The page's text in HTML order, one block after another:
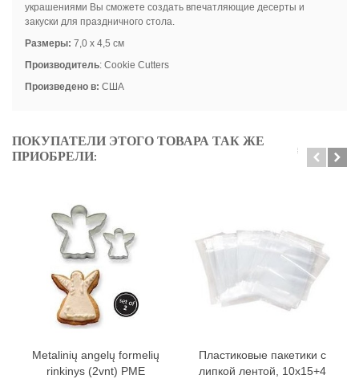
украшениями Вы сможете создать впечатляющие десерты и
закуски для праздничного стола.
Размеры: 7,0 x 4,5 см
Производитель: Cookie Cutters
Произведено в: США
ПОКУПАТЕЛИ ЭТОГО ТОВАРА ТАК ЖЕ
ПРИОБРЕЛИ:
Metalinių angelų formelių
rinkinys (2vnt) PME
Пластиковые пакетики с
липкой лентой, 10x15+4